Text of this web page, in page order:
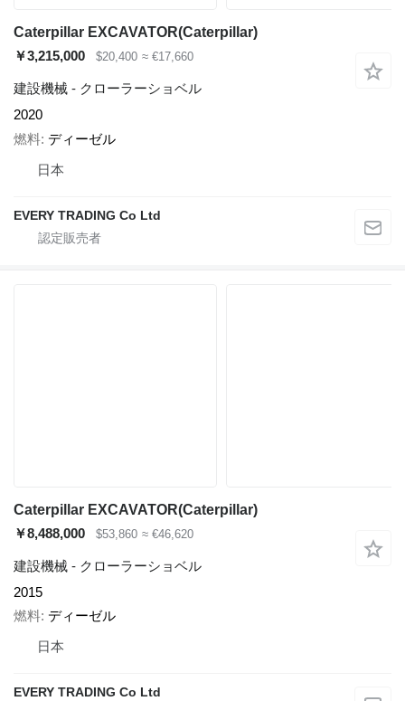
Caterpillar EXCAVATOR(Caterpillar)
￥3,215,000
$20,400 ≈ €17,660
建設機械 - クローラーショベル
2020
燃料 ディーゼル
日本
EVERY TRADING Co Ltd
Caterpillar EXCAVATOR(Caterpillar)
￥8,488,000
$53,860 ≈ €46,620
建設機械 - クローラーショベル
2015
燃料 ディーゼル
日本
EVERY TRADING Co Ltd